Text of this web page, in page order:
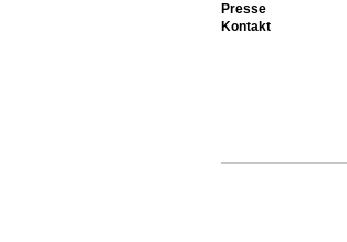
Presse
Kontakt